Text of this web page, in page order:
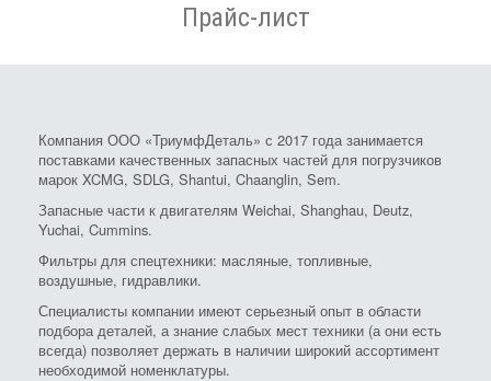
Прайс-лист
Компания ООО «ТриумфДеталь» с 2017 года занимается
поставками качественных запасных частей для погрузчиков
марок XCMG, SDLG, Shantui, Chaanglin, Sem.
Запасные части к двигателям Weichai, Shanghau, Deutz,
Yuchai, Cummins.
Фильтры для спецтехники: масляные, топливные,
воздушные, гидравлики.
Специалисты компании имеют серьезный опыт в области
подбора деталей, а знание слабых мест техники (а они есть
всегда) позволяет держать в наличии широкий ассортимент
необходимой номенклатуры.